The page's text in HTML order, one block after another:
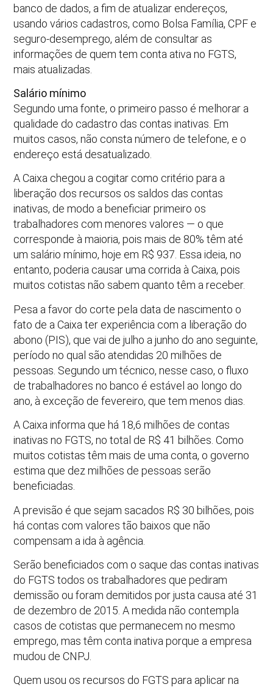
banco de dados, a fim de atualizar endereços,
usando vários cadastros, como Bolsa Família, CPF e
seguro-desemprego, além de consultar as
informações de quem tem conta ativa no FGTS,
mais atualizadas.
Salário mínimo
Segundo uma fonte, o primeiro passo é melhorar a
qualidade do cadastro das contas inativas. Em
muitos casos, não consta número de telefone, e o
endereço está desatualizado.
A Caixa chegou a cogitar como critério para a
liberação dos recursos os saldos das contas
inativas, de modo a beneficiar primeiro os
trabalhadores com menores valores — o que
corresponde à maioria, pois mais de 80% têm até
um salário mínimo, hoje em R$ 937. Essa ideia, no
entanto, poderia causar uma corrida à Caixa, pois
muitos cotistas não sabem quanto têm a receber.
Pesa a favor do corte pela data de nascimento o
fato de a Caixa ter experiência com a liberação do
abono (PIS), que vai de julho a junho do ano seguinte,
período no qual são atendidas 20 milhões de
pessoas. Segundo um técnico, nesse caso, o fluxo
de trabalhadores no banco é estável ao longo do
ano, à exceção de fevereiro, que tem menos dias.
A Caixa informa que há 18,6 milhões de contas
inativas no FGTS, no total de R$ 41 bilhões. Como
muitos cotistas têm mais de uma conta, o governo
estima que dez milhões de pessoas serão
beneficiadas.
A previsão é que sejam sacados R$ 30 bilhões, pois
há contas com valores tão baixos que não
compensam a ida à agência.
Serão beneficiados com o saque das contas inativas
do FGTS todos os trabalhadores que pediram
demissão ou foram demitidos por justa causa até 31
de dezembro de 2015. A medida não contempla
casos de cotistas que permanecem no mesmo
emprego, mas têm conta inativa porque a empresa
mudou de CNPJ.
Quem usou os recursos do FGTS para aplicar na